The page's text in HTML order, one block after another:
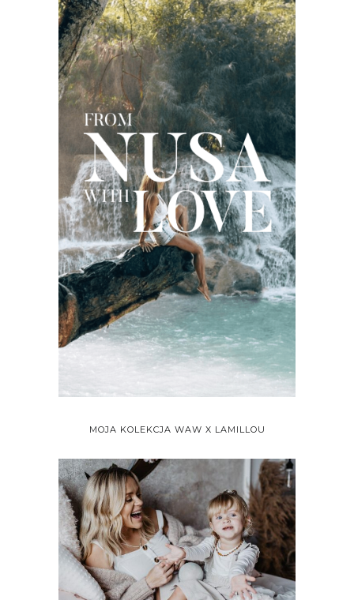
MOJA KOLEKCJA WAW X LAMILLOU